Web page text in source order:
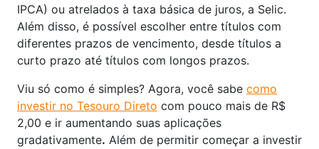
IPCA) ou atrelados à taxa básica de juros, a Selic.
Além disso, é possível escolher entre títulos com
diferentes prazos de vencimento, desde títulos a
curto prazo até títulos com longos prazos.
Viu só como é simples? Agora, você sabe como
investir no Tesouro Direto com pouco mais de R$
2,00 e ir aumentando suas aplicações
gradativamente. Além de permitir começar a investir